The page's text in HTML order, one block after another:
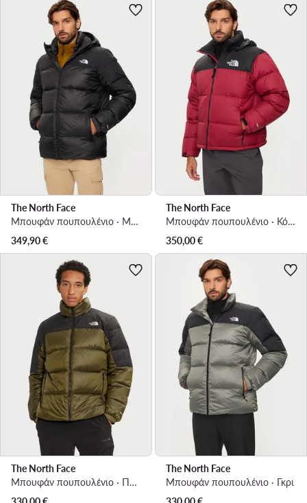
The North Face
Μπουφάν πουπουλένιο · Μαύρο
349,90€
The North Face
Μπουφάν πουπουλένιο · Κόκκινο
350,00€
The North Face
Μπουφάν πουπουλένιο · Πράσινο
The North Face
Μπουφάν πουπουλένιο · Γκρι